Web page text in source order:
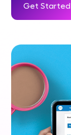
Get Started